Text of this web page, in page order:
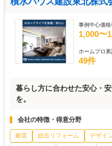
事例中心価格
1,000〜
ホームプロ
49件
暮らし方に合わせた安心・
を。
会社の特徴・得意分野
耐震 総合リフォーム デザイ